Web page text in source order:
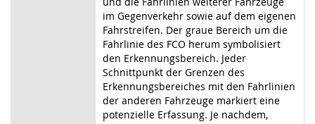
im Gegenverkehr sowie auf dem eigenen
Fahrstreifen. Der graue Bereich um die
Fahrlinie des FCO herum symbolisiert
den Erkennungsbereich. Jeder
Schnittpunkt der Grenzen des
Erkennungsbereiches mit den Fahrlinien
der anderen Fahrzeuge markiert eine
potenzielle Erfassung. Je nachdem,